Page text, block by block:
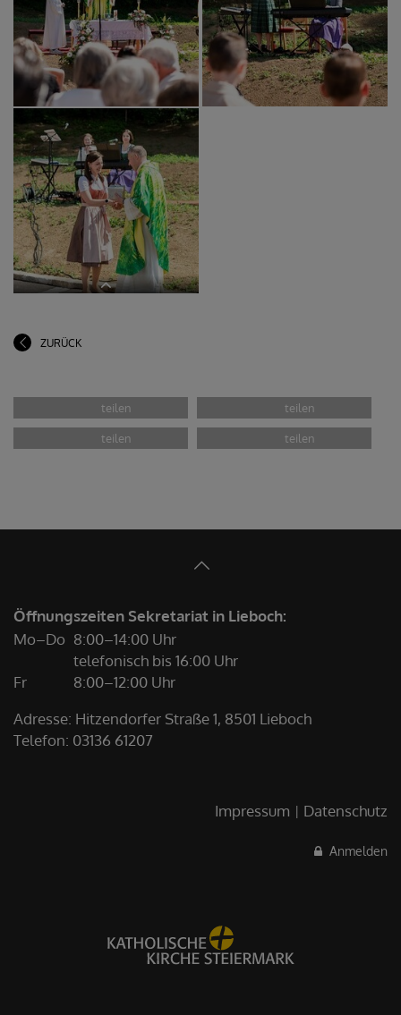
Pfarrer Claudiu Budău
Religionslehrerin Katrin Oswald,
Pfarrer Claudiu Budău
ZURÜCK
Öffnungszeiten Sekretariat in Lieboch:
Mo–Do 8:00–14:00 Uhr
telefonisch bis 16:00 Uhr
Fr
8:00–12:00 Uhr
Adresse: Hitzendorfer Straße 1, 8501 Lieboch
Telefon: 03136 61207
Impressum Datenschutz
Anmelden